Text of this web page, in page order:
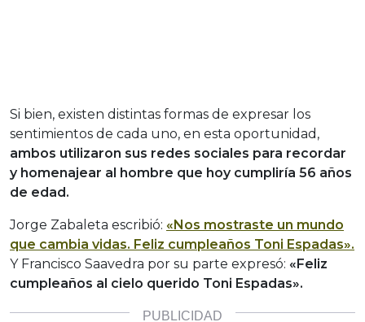
Si bien, existen distintas formas de expresar los
sentimientos de cada uno, en esta oportunidad,
ambos utilizaron sus redes sociales para recordar
y homenajear al hombre que hoy cumpliría 56 años
de edad.
Jorge Zabaleta escribió: «Nos mostraste un mundo
que cambia vidas. Feliz cumpleaños Toni Espadas».
Y Francisco Saavedra por su parte expresó: «Feliz
cumpleaños al cielo querido Toni Espadas».